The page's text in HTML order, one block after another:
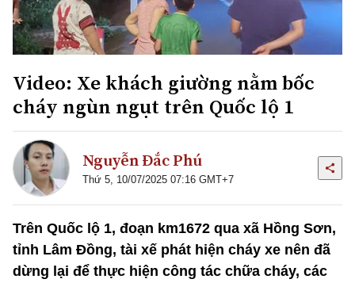
Video: Xe khách giường nằm bốc
cháy ngùn ngụt trên Quốc lộ 1
Nguyễn Đắc Phú
Thứ 5, 10/07/2025 07:16 GMT+7
Trên Quốc lộ 1, đoạn km1672 qua xã Hồng Sơn,
tỉnh Lâm Đồng, tài xế phát hiện cháy xe nên đã
dừng lại để thực hiện công tác chữa cháy, các